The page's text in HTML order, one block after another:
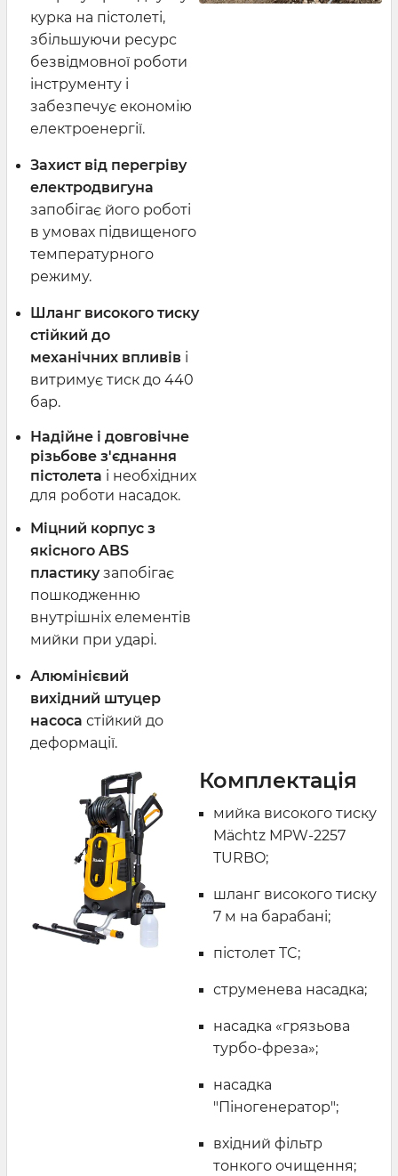
курка на пістолеті,
збільшуючи ресурс
безвідмовної роботи
інструменту і
забезпечує економію
електроенергії.
Захист від перегріву
електродвигуна
запобігає його роботі
в умовах підвищеного
температурного
режиму.
Шланг високого тиску
стійкий до
механічних впливів і
витримує тиск до 440
бар.
Надійне і довговічне
різьбове з'єднання
пістолета і необхідних
для роботи насадок.
Міцний корпус з
якісного ABS
пластикузапобігає
пошкодженню
внутрішніх елементів
мийки при ударі.
Алюмінієвий
вихідний штуцер
насоса стійкий до
деформації.
Комплектація
мийка високого тиску
Mächtz MPW-2257
TURBO;
шланг високого тиску
7 м на барабані;
пістолет TC;
струменева насадка;
насадка «грязьова
турбо-фреза»;
насадка
"Піногенератор";
вхідний фільтр
тонкого очищення;